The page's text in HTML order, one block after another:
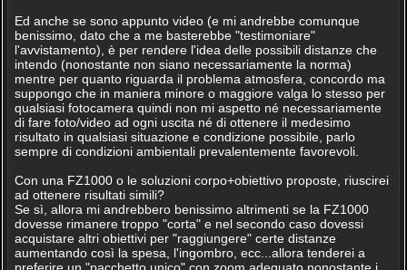
Ed anche se sono appunto video (e mi andrebbe comunque
benissimo, dato che a me basterebbe "testimoniare"
l'avvistamento), è per rendere l'idea delle possibili distanze che
intendo (nonostante non siano necessariamente la norma)
mentre per quanto riguarda il problema atmosfera, concordo ma
suppongo che in maniera minore o maggiore valga lo stesso per
qualsiasi fotocamera quindi non mi aspetto né necessariamente
di fare foto/video ad ogni uscita né di ottenere il medesimo
risultato in qualsiasi situazione e condizione possibile, parlo
sempre di condizioni ambientali prevalentemente favorevoli.
Con una FZ1000 o le soluzioni corpo+obiettivo proposte, riuscirei
ad ottenere risultati simili?
Se sì, allora mi andrebbero benissimo altrimenti se la FZ1000
dovesse rimanere troppo "corta" e nel secondo caso dovessi
acquistare altri obiettivi per "raggiungere" certe distanze
aumentando così la spesa, l'ingombro, ecc...allora tenderei a